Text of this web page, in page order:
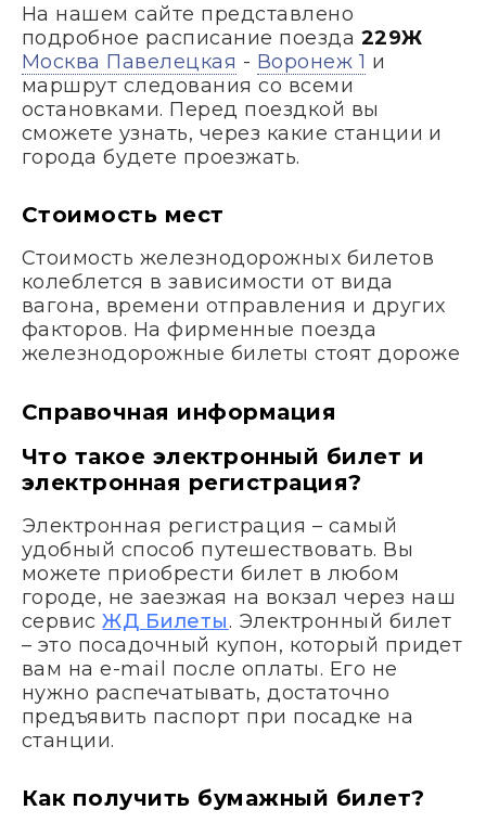
На нашем сайте представлено
подробное расписание поезда 229Ж
Москва Павелецкая - Воронеж 1 и
маршрут следования со всеми
остановками. Перед поездкой вы
сможете узнать, через какие станции и
города будете проезжать.
Стоимость мест
Стоимость железнодорожных билетов
колеблется в зависимости от вида
вагона, времени отправления и других
факторов. На фирменные поезда
железнодорожные билеты стоят дороже
Справочная информация
Что такое электронный билет и
электронная регистрация?
Электронная регистрация – самый
удобный способ путешествовать. Вы
можете приобрести билет в любом
городе, не заезжая на вокзал через наш
сервисЖД Билеты. Электронный билет
– это посадочный купон, который придет
вам на e-mail после оплаты. Его не
нужно распечатывать, достаточно
предъявить паспорт при посадке на
станции.
Как получить бумажный билет?